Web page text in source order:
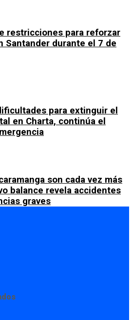
restricciones para reforzar
Santander durante el 7 de
para extinguir el
en Charta, continúa el
son cada vez más
balance revela accidentes
graves